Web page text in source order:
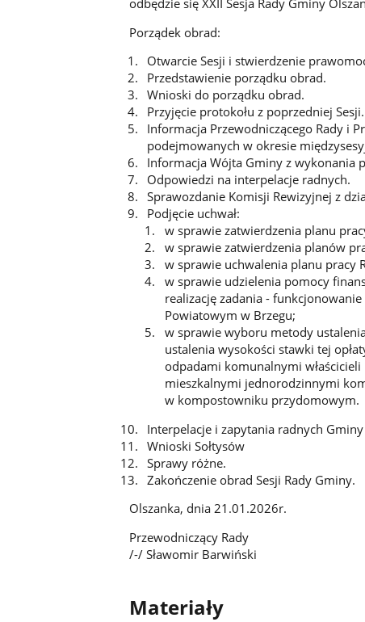
Porządek obrad:
Otwarcie Sesji i stwierdzenie
Przedstawienie porządku obrad.
Wnioski do porządku obrad.
Przyjęcie protokołu z poprzedniej Sesji.
Informacja Przewodniczącego Rady i
podejmowanych w okresie
Informacja Wójta Gminy z wykonania
Odpowiedzi na interpelacje radnych.
Sprawozdanie Komisji Rewizyjnej z
Podjęcie uchwał:
w sprawie zatwierdzenia planu
w sprawie zatwierdzenia planów
w sprawie uchwalenia planu pracy
w sprawie udzielenia pomocy
realizację zadania -
Powiatowym w Brzegu;
w sprawie wyboru metody
ustalenia wysokości stawki tej
odpadami komunalnymi
mieszkalnymi jednorodzinnymi
w kompostowniku przydomowym.
Interpelacje i zapytania radnych
Wnioski Sołtysów
Sprawy różne.
Zakończenie obrad Sesji Rady Gminy.
Olszanka, dnia 21.01.2026r.
Przewodniczący Rady
/-/ Sławomir Barwiński
Materiały